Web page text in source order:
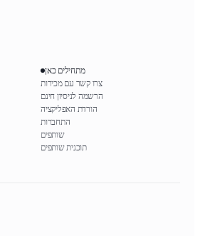
מתחילים כאן
צרו קשר עם מכירות
הרשמה לניסיון חינם
הורדת האפליקציה
התחברות
שותפים
תוכנית שותפים